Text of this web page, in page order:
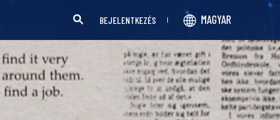
BEJELENTKEZÉS MAGYAR